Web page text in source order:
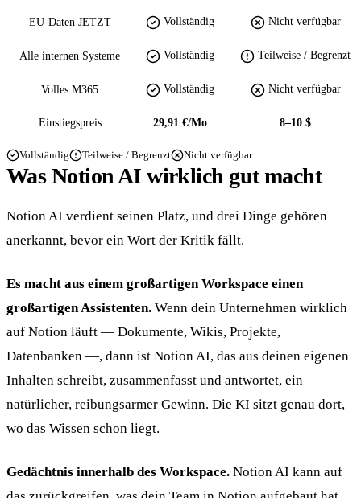
EU-Daten JETZT Vollständig Nicht verfügbar
Alle internen Systeme Vollständig Teilweise / Begrenzt
Volles M365 Vollständig Nicht verfügbar
Einstiegspreis 29,91 €/Mo 8–10 $
Vollständig Teilweise / Begrenzt Nicht verfügbar
Was Notion AI wirklich gut macht
Notion AI verdient seinen Platz, und drei Dinge gehören
anerkannt, bevor ein Wort der Kritik fällt.
Es macht aus einem großartigen Workspace einen
großartigen Assistenten. Wenn dein Unternehmen wirklich
auf Notion läuft — Dokumente, Wikis, Projekte,
Datenbanken —, dann ist Notion AI, das aus deinen eigenen
Inhalten schreibt, zusammenfasst und antwortet, ein
natürlicher, reibungsarmer Gewinn. Die KI sitzt genau dort,
wo das Wissen schon liegt.
Gedächtnis innerhalb des Workspace. Notion AI kann auf